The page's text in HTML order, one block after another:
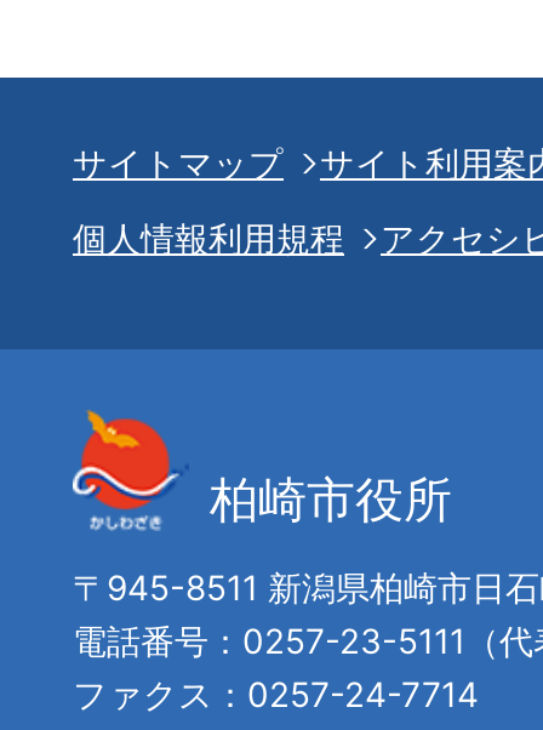
サイトマップ
サイト利用案
個人情報利用規程
アクセシ
柏崎市役所
〒945-8511 新潟県柏崎市日
電話番号：0257-23-5111（代
ファクス：0257-24-7714